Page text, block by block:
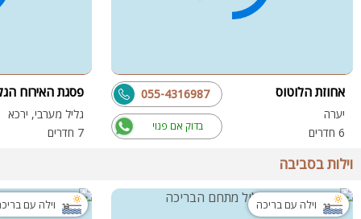
אחוזת הלוטוס
יערה
6 חדרים
בדוק אם פנוי
055-4316987 פסגת האירוח
גליל מערבי, ירכא
7 חדרים
וילות בסביבה
וילה עם בריכה וילה עם